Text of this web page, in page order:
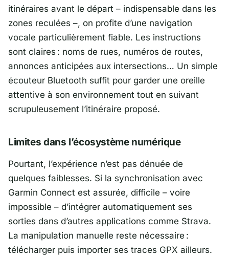
itinéraires avant le départ – indispensable dans les
zones reculées –, on profite d’une navigation
vocale particulièrement fiable. Les instructions
sont claires : noms de rues, numéros de routes,
annonces anticipées aux intersections… Un simple
écouteur Bluetooth suffit pour garder une oreille
attentive à son environnement tout en suivant
scrupuleusement l’itinéraire proposé.
Limites dans l’écosystème numérique
Pourtant, l’expérience n’est pas dénuée de
quelques faiblesses. Si la synchronisation avec
Garmin Connect est assurée, difficile – voire
impossible – d’intégrer automatiquement ses
sorties dans d’autres applications comme Strava.
La manipulation manuelle reste nécessaire :
télécharger puis importer ses traces GPX ailleurs.